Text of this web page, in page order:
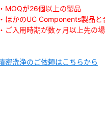
・MOQが26個以上の製品
・ほかのUC Components製品
・ご入用時期が数ヶ月以上先の
密洗浄のご依頼はこちらから